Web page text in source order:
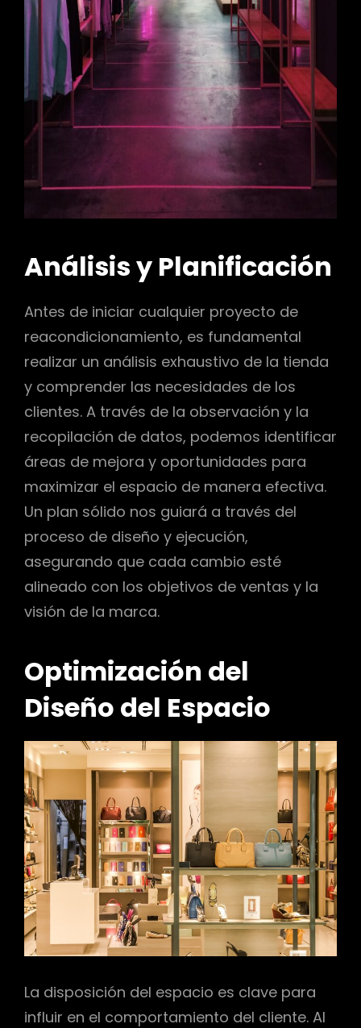
Análisis y Planificación
Antes de iniciar cualquier proyecto de
reacondicionamiento, es fundamental
realizar un análisis exhaustivo de la tienda
y comprender las necesidades de los
clientes. A través de la observación y la
recopilación de datos, podemos identificar
áreas de mejora y oportunidades para
maximizar el espacio de manera efectiva.
Un plan sólido nos guiará a través del
proceso de diseño y ejecución,
asegurando que cada cambio esté
alineado con los objetivos de ventas y la
visión de la marca.
Optimización del
Diseño del Espacio
La disposición del espacio es clave para
influir en el comportamiento del cliente. Al